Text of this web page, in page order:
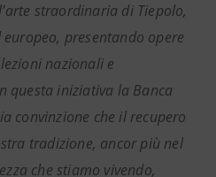
straordinaria di Tiepolo,
presentando opere
nazionali e
questa iniziativa la Banca
convinzione che il recupero
tradizione, ancor più nel
che stiamo vivendo,